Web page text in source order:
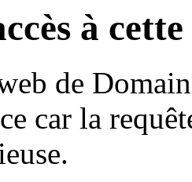
à
de
car la